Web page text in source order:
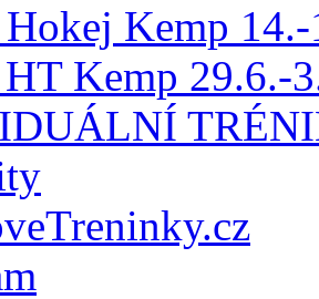
Kemp
Kemp 29.6.-